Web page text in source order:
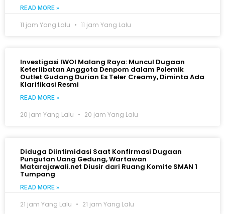
READ MORE »
11 jam Yang Lalu 11 jam Yang Lalu
Investigasi IWOI Malang Raya: Muncul Dugaan
Keterlibatan Anggota Denpom dalam Polemik
Outlet Gudang Durian Es Teler Creamy, Diminta Ada
Klarifikasi Resmi
READ MORE »
20 jam Yang Lalu 20 jam Yang Lalu
Diduga Diintimidasi Saat Konfirmasi Dugaan
Pungutan Uang Gedung, Wartawan
Matarajawali.net Diusir dari Ruang Komite SMAN 1
Tumpang
READ MORE »
21 jam Yang Lalu 21 jam Yang Lalu